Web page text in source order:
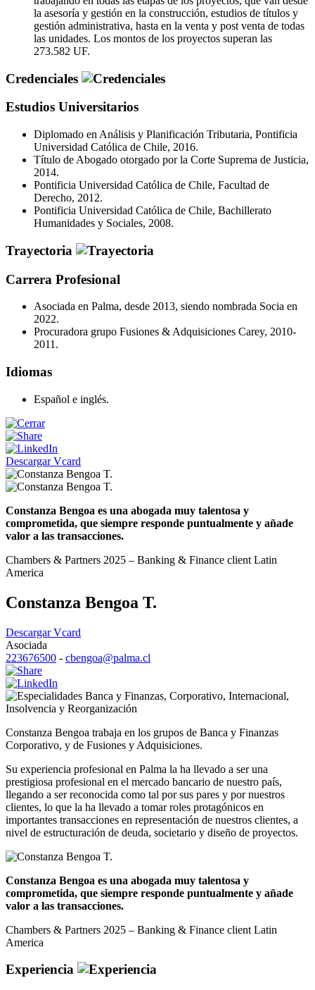
la asesoría y gestión en la construcción, estudios de títulos y
gestión administrativa, hasta en la venta y post venta de todas
las unidades. Los montos de los proyectos superan las
273.582 UF.
Credenciales
Estudios Universitarios
Diplomado en Análisis y Planificación Tributaria, Pontificia
Universidad Católica de Chile, 2016.
Título de Abogado otorgado por la Corte Suprema de Justicia,
2014.
Pontificia Universidad Católica de Chile, Facultad de
Derecho, 2012.
Pontificia Universidad Católica de Chile, Bachillerato
Humanidades y Sociales, 2008.
Trayectoria
Carrera Profesional
Asociada en Palma, desde 2013, siendo nombrada Socia en
2022.
Procuradora grupo Fusiones & Adquisiciones Carey, 2010-
2011.
Idiomas
Español e inglés.
Descargar Vcard
Constanza Bengoa es una abogada muy talentosa y
comprometida, que siempre responde puntualmente y añade
valor a las transacciones.
Chambers & Partners 2025 – Banking & Finance client Latin
America
Constanza Bengoa T.
Descargar Vcard
Asociada
223676500 - cbengoa@palma.cl
Banca y Finanzas, Corporativo, Internacional,
Insolvencia y Reorganización
Constanza Bengoa trabaja en los grupos de Banca y Finanzas
Corporativo, y de Fusiones y Adquisiciones.
Su experiencia profesional en Palma la ha llevado a ser una
prestigiosa profesional en el mercado bancario de nuestro país,
llegando a ser reconocida como tal por sus pares y por nuestros
clientes, lo que la ha llevado a tomar roles protagónicos en
importantes transacciones en representación de nuestros clientes, a
nivel de estructuración de deuda, societario y diseño de proyectos.
Constanza Bengoa es una abogada muy talentosa y
comprometida, que siempre responde puntualmente y añade
valor a las transacciones.
Chambers & Partners 2025 – Banking & Finance client Latin
America
Experiencia